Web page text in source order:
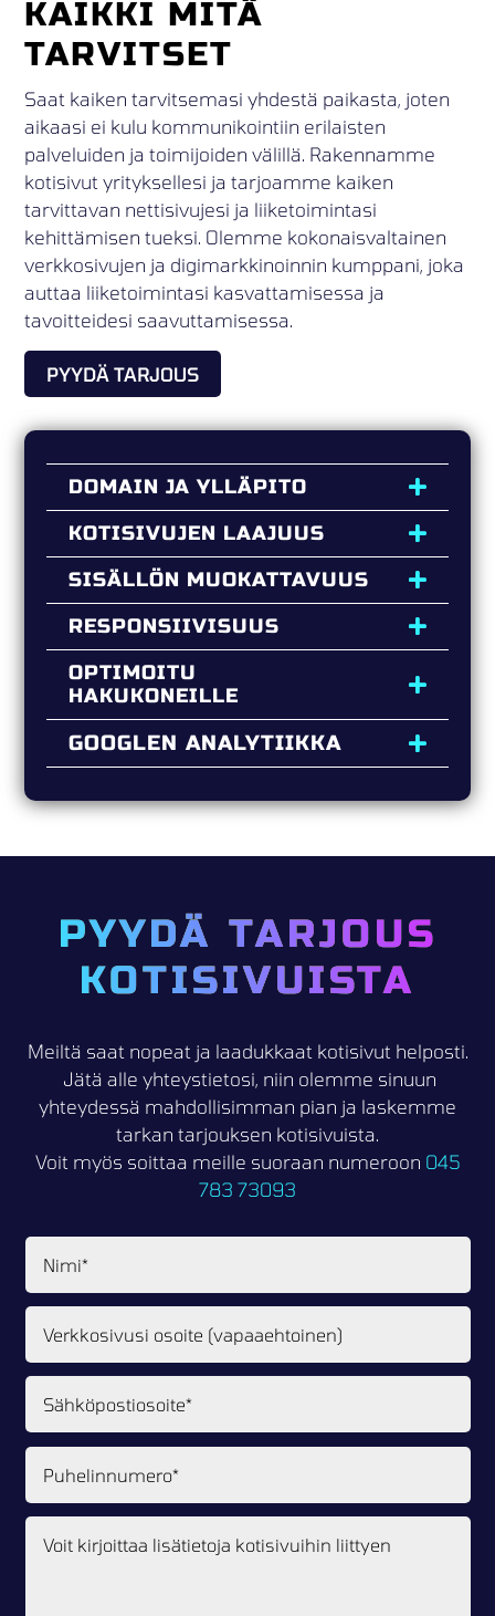
KAIKKI MITÄ
TARVITSET
Saat kaiken tarvitsemasi yhdestä paikasta, joten
aikaasi ei kulu kommunikointiin erilaisten
palveluiden ja toimijoiden välillä. Rakennamme
kotisivut yrityksellesi ja tarjoamme kaiken
tarvittavan nettisivujesi ja liiketoimintasi
kehittämisen tueksi. Olemme kokonaisvaltainen
verkkosivujen ja digimarkkinoinnin kumppani, joka
auttaa liiketoimintasi kasvattamisessa ja
tavoitteidesi saavuttamisessa.
PYYDÄ TARJOUS
DOMAIN JA YLLÄPITO
KOTISIVUJEN LAAJUUS
SISÄLLÖN MUOKATTAVUUS
RESPONSIIVISUUS
OPTIMOITU
HAKUKONEILLE
GOOGLEN ANALYTIIKKA
PYYDÄ TARJOUS
KOTISIVUISTA
Meiltä saat nopeat ja laadukkaat kotisivut helposti.
Jätä alle yhteystietosi, niin olemme sinuun
yhteydessä mahdollisimman pian ja laskemme
tarkan tarjouksen kotisivuista.
Voit myös soittaa meille suoraan numeroon 045
783 73093